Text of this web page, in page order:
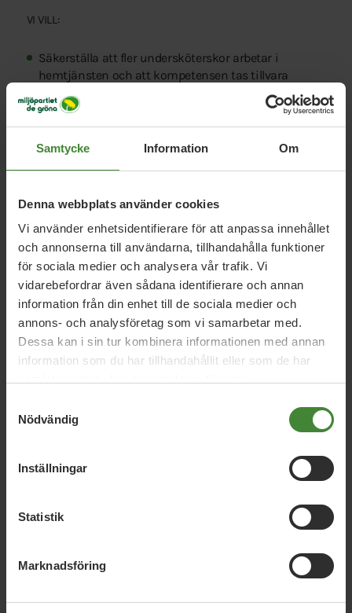
Samtycke Information Om
Denna webbplats använder cookies
Vi använder enhetsidentifierare för att anpassa innehållet
och annonserna till användarna, tillhandahålla funktioner
för sociala medier och analysera vår trafik. Vi
vidarebefordrar även sådana identifierare och annan
information från din enhet till de sociala medier och
annons- och analysföretag som vi samarbetar med.
Dessa kan i sin tur kombinera informationen med annan
information som du har tillhandahållit eller som de har
Nödvändig
Inställningar
Statistik
Marknadsföring
VI VILL:
Säkerställa att fler undersköterskor arbetar i
hemtjänsten och att kompetensen tas tillvara
bättre.
bättre kontinuitet.
planeringen av sitt arbete, så att omsorgen kan
Utveckla uppsökande verksamhet för ensamma
äldre, inte minst vid livsförändringar som när någon
blir änka eller änkling.
Plantera träd och skapa bättre utemiljöer vid
äldreboenden för att minska värmestress och öka
välbefinnandet.
Möjliggöra nya boendeformer även för äldre, såsom
ensamhet och öka livskvalitet.
får det stöd de har rätt till och att kommunen